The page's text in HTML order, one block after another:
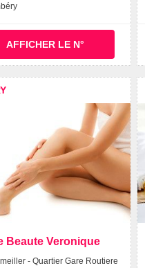
AFFICHER LE N°
Beaute Veronique
- Quartier Gare Routiere